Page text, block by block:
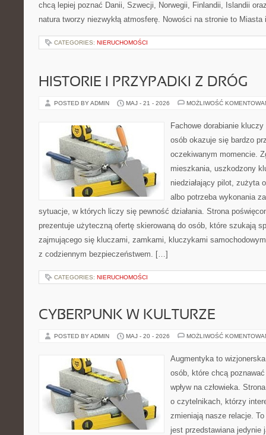
chcą lepiej poznać Danii, Szwecji, Norwegii, Finlandii, Islandii
natura tworzy niezwykłą atmosferę. Nowości na stronie to
CATEGORIES: NIERUCHOMOŚCI
HISTORIE I PRZYPADKI Z DRÓG
POSTED BY ADMIN MAJ - 21 - 2026 MOŻLIWOŚĆ
Fachowe dorabianie
osób okazuje się bardzo
oczekiwanym momencie.
mieszkania, uszkodzony
niedziałający pilot, zużyta
albo potrzeba wykonania
sytuacje, w których liczy się pewność działania. Strona
prezentuje użyteczną ofertę skierowaną do osób, które szukają
zajmującego się kluczami, zamkami, kluczykami
z codziennym bezpieczeństwem. […]
CATEGORIES: NIERUCHOMOŚCI
CYBERPUNK W KULTURZE
POSTED BY ADMIN MAJ - 20 - 2026 MOŻLIWOŚĆ
Augmentyka to
osób, które chcą
wpływ na człowieka.
o czytelnikach, którzy
zmieniają nasze relacje.
jest przedstawiana jedynie